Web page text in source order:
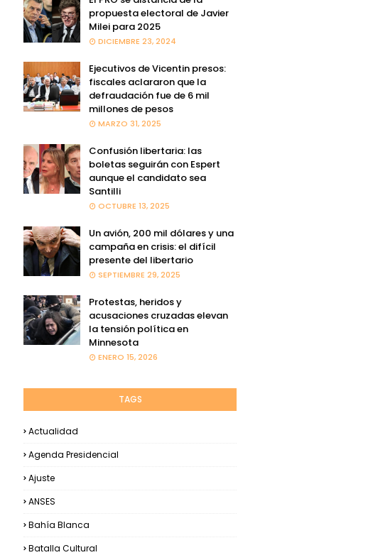
propuesta electoral de Javier
Milei para 2025
DICIEMBRE 23, 2024
Ejecutivos de Vicentin presos:
fiscales aclararon que la
defraudación fue de 6 mil
millones de pesos
MARZO 31, 2025
Confusión libertaria: las
boletas seguirán con Espert
aunque el candidato sea
Santilli
OCTUBRE 13, 2025
Un avión, 200 mil dólares y una
campaña en crisis: el difícil
presente del libertario
SEPTIEMBRE 29, 2025
Protestas, heridos y
acusaciones cruzadas elevan
la tensión política en
Minnesota
ENERO 15, 2026
TAGS
Actualidad
Agenda Presidencial
Ajuste
ANSES
Bahía Blanca
Batalla Cultural